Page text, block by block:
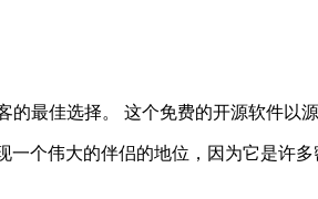
的最佳选择。 这个免费的开源软件以
一个伟大的伴侣的地位，因为它是